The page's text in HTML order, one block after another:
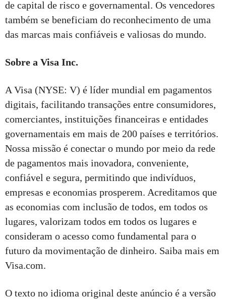
de capital de risco e governamental. Os vencedores
também se beneficiam do reconhecimento de uma
das marcas mais confiáveis e valiosas do mundo.
Sobre a Visa Inc.
A Visa (NYSE: V) é líder mundial em pagamentos
digitais, facilitando transações entre consumidores,
comerciantes, instituições financeiras e entidades
governamentais em mais de 200 países e territórios.
Nossa missão é conectar o mundo por meio da rede
de pagamentos mais inovadora, conveniente,
confiável e segura, permitindo que indivíduos,
empresas e economias prosperem. Acreditamos que
as economias com inclusão de todos, em todos os
lugares, valorizam todos em todos os lugares e
consideram o acesso como fundamental para o
futuro da movimentação de dinheiro. Saiba mais em
Visa.com.
O texto no idioma original deste anúncio é a versão